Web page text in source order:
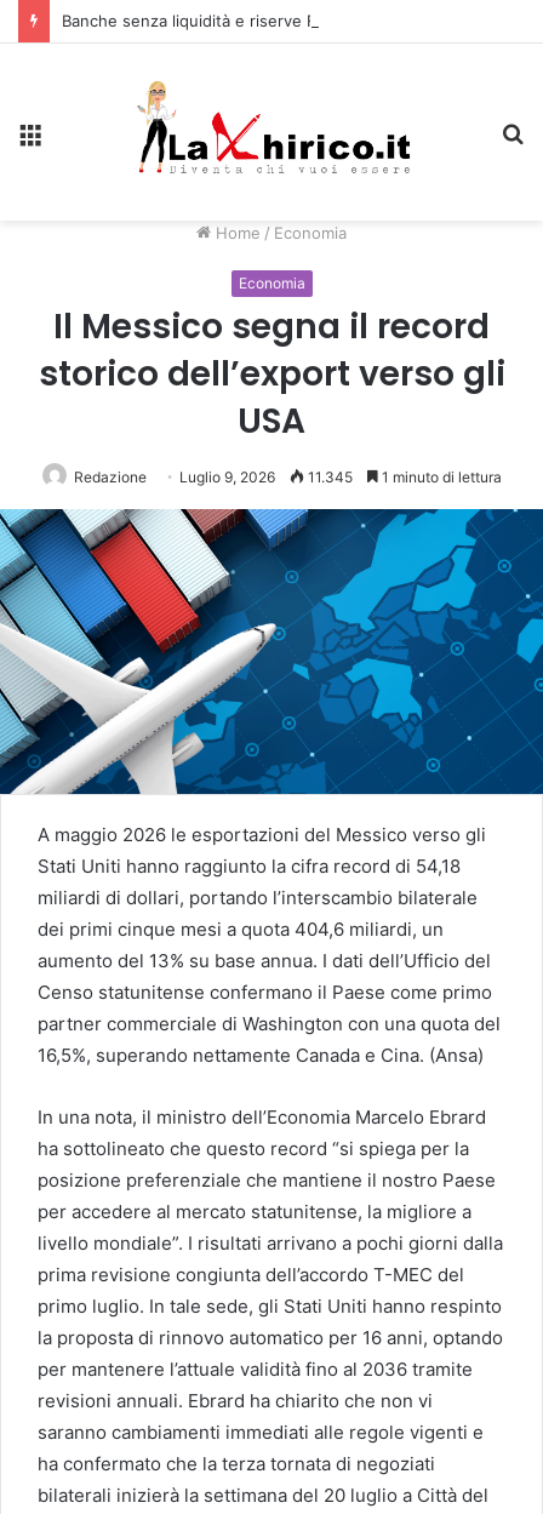
Home / Economia
Economia
Il Messico segna il record
storico dell’export verso gli
USA
Redazione Luglio 9, 2026 11.345 1 minuto di lettura
A maggio 2026 le esportazioni del Messico verso gli
Stati Uniti hanno raggiunto la cifra record di 54,18
miliardi di dollari, portando l’interscambio bilaterale
dei primi cinque mesi a quota 404,6 miliardi, un
aumento del 13% su base annua. I dati dell’Ufficio del
Censo statunitense confermano il Paese come primo
partner commerciale di Washington con una quota del
16,5%, superando nettamente Canada e Cina. (Ansa)
In una nota, il ministro dell’Economia Marcelo Ebrard
ha sottolineato che questo record “si spiega per la
posizione preferenziale che mantiene il nostro Paese
per accedere al mercato statunitense, la migliore a
livello mondiale”. I risultati arrivano a pochi giorni dalla
prima revisione congiunta dell’accordo T-MEC del
primo luglio. In tale sede, gli Stati Uniti hanno respinto
la proposta di rinnovo automatico per 16 anni, optando
per mantenere l’attuale validità fino al 2036 tramite
revisioni annuali. Ebrard ha chiarito che non vi
saranno cambiamenti immediati alle regole vigenti e
ha confermato che la terza tornata di negoziati
bilaterali inizierà la settimana del 20 luglio a Città del